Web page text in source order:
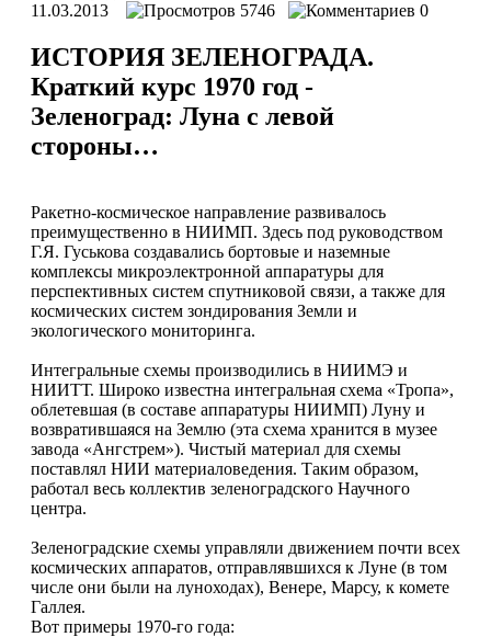
11.03.2013 5746 0
ИСТОРИЯ ЗЕЛЕНОГРАДА.
Краткий курс 1970 год -
Зеленоград: Луна с левой
стороны…
Ракетно-космическое направление развивалось
преимущественно в НИИМП. Здесь под руководством
Г.Я. Гуськова создавались бортовые и наземные
комплексы микроэлектронной аппаратуры для
перспективных систем спутниковой связи, а также для
космических систем зондирования Земли и
экологического мониторинга.
Интегральные схемы производились в НИИМЭ и
НИИТТ. Широко известна интегральная схема «Тропа»,
облетевшая (в составе аппаратуры НИИМП) Луну и
возвратившаяся на Землю (эта схема хранится в музее
завода «Ангстрем»). Чистый материал для схемы
поставлял НИИ материаловедения. Таким образом,
работал весь коллектив зеленоградского Научного
центра.
Зеленоградские схемы управляли движением почти всех
космических аппаратов, отправлявшихся к Луне (в том
числе они были на луноходах), Венере, Марсу, к комете
Галлея.
Вот примеры 1970-го года: